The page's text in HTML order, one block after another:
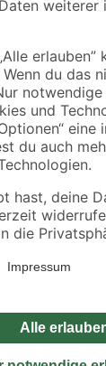
gesetzl. MwSt.. Die
verfügbar. Die
reicht.
gilt nicht für
Impressum
Widerrufsrecht